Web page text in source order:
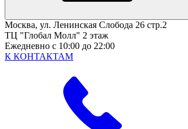
Москва, ул. Ленинская Слобода 26 стр.2
ТЦ "Глобал Молл" 2 этаж
Ежедневно с 10:00 до 22:00
К КОНТАКТАМ